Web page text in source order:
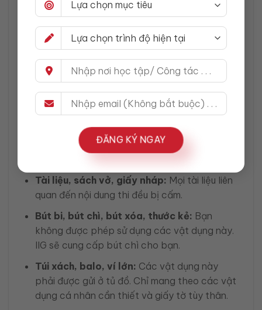
ĐĂNG KÝ NGAY
Tuyệt đối không mang vào phòng thi.
Đồng hồ thông minh (smartwatch), tai
nghe không dây (Airpods/Bluetooth
headphones):
Những thiết bị này bị cấm
hoàn toàn. Chỉ được phép đeo đồng hồ kim
truyền thống nếu không có chức năng đặc
biệt. Tuy nhiên, để tránh rắc rối, tốt nhất bạn
Các thiết bị điện tử khác:Máy ghi âm, máy
Tài liệu, sách vở, giấy nháp: Mọi tài liệu liên
quan đến nội dung thi đều bị cấm.
Bút bi, bút chì, bút xóa, thước kẻ: Bạn
không được phép sử dụng các vật dụng này.
IIG sẽ cung cấp bút chì cho bạn.
Túi xách, balo, ví lớn: Các vật dụng này
phải được gửi ở tủ đồ. Chỉ mang theo các vật
dụng cá nhân cần thiết và giấy tờ tùy thân.